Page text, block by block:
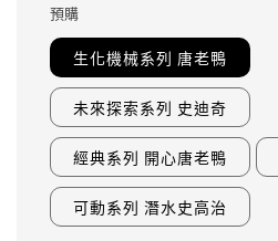
預購
生化機械系列 唐老鴨
未來探索系列 史迪奇
經典系列 開心唐老鴨
可動系列 潛水史高治